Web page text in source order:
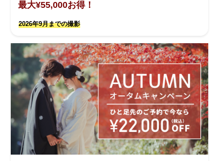
最大¥55,000お得！
2026年9月までの撮影